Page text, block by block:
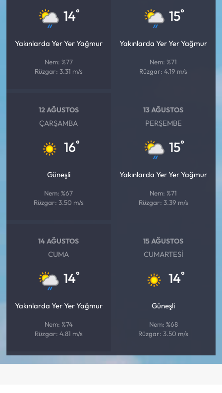
14°
Yakınlarda Yer Yer Yağmur
Nem: %77
Rüzgar: 3.31 m/s
15°
Yakınlarda Yer Yer Yağmur
Nem: %71
Rüzgar: 4.19 m/s
12 AĞUSTOS
ÇARŞAMBA
16°
Güneşli
Nem: %67
Rüzgar: 3.50 m/s
13 AĞUSTOS
PERŞEMBE
15°
Yakınlarda Yer Yer Yağmur
Nem: %71
Rüzgar: 3.39 m/s
14 AĞUSTOS
CUMA
14°
Yakınlarda Yer Yer Yağmur
Nem: %74
Rüzgar: 4.81 m/s
15 AĞUSTOS
CUMARTESI
14°
Güneşli
Nem: %68
Rüzgar: 3.50 m/s